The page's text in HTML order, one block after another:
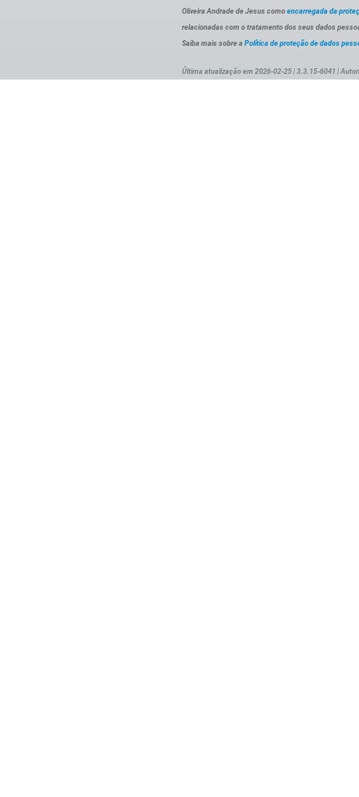
Oliveira Andrade de Jesus como encarregada da
relacionadas com o tratamento dos seus dados
Saiba mais sobre a Política de proteção de dados
Última atualização em 2026-02-25 | 3.3.15-6041 |